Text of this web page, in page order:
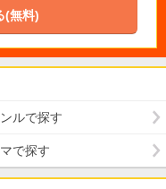
(無料)
ルで探す
で探す